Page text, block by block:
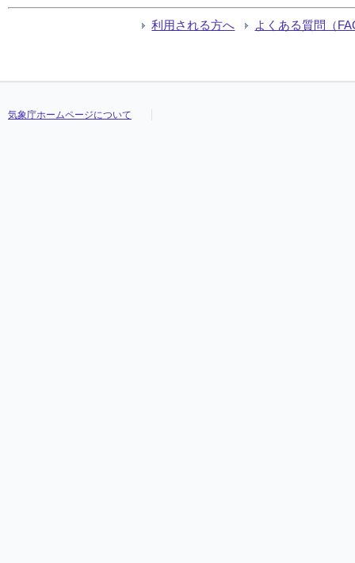
利用される方へ よくある質問（
気象庁ホームページについて